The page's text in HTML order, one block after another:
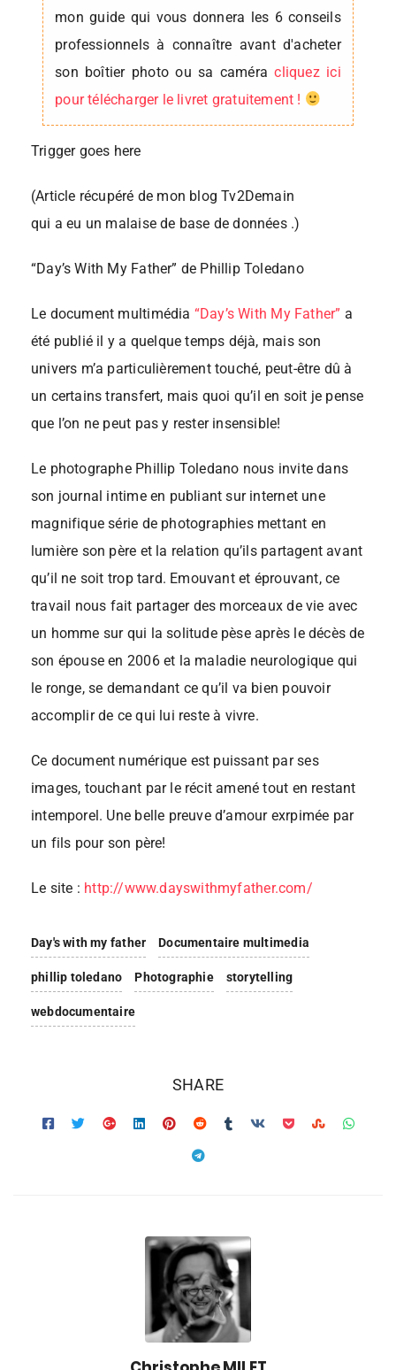
mon guide qui vous donnera les 6 conseils
professionnels à connaître avant d'acheter
son boîtier photo ou sa caméracliquez ici
pour télécharger le livret gratuitement !
Trigger goes here
(Article récupéré de mon blog Tv2Demain
qui a eu un malaise de base de données .)
“Day’s With My Father” de Phillip Toledano
Le document multimédia “Day’s With My Father” a
été publié il y a quelque temps déjà, mais son
univers m’a particulièrement touché, peut-être dû à
un certains transfert, mais quoi qu’il en soit je pense
que l’on ne peut pas y rester insensible!
Le photographe Phillip Toledano nous invite dans
son journal intime en publiant sur internet une
magnifique série de photographies mettant en
lumière son père et la relation qu’ils partagent avant
qu’il ne soit trop tard. Emouvant et éprouvant, ce
travail nous fait partager des morceaux de vie avec
un homme sur qui la solitude pèse après le décès de
son épouse en 2006 et la maladie neurologique qui
le ronge, se demandant ce qu’il va bien pouvoir
accomplir de ce qui lui reste à vivre.
Ce document numérique est puissant par ses
images, touchant par le récit amené tout en restant
intemporel. Une belle preuve d’amour exrpimée par
un fils pour son père!
Le site : http://www.dayswithmyfather.com/
Day's with my father Documentaire multimedia
phillip toledano Photographie storytelling
webdocumentaire
SHARE